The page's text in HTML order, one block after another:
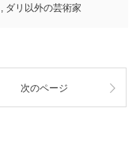
, ダリ以外の芸術家
次のページ